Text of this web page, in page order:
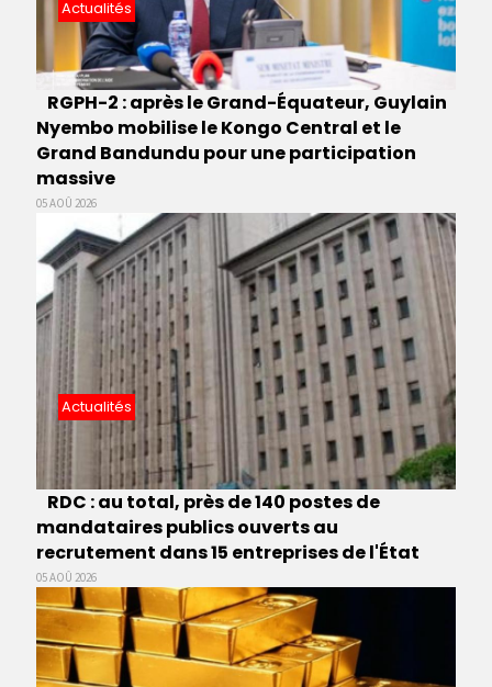
Actualités
RGPH-2 : après le Grand-Équateur, Guylain
Nyembo mobilise le Kongo Central et le
Grand Bandundu pour une participation
massive
05 AOÛ 2026
Actualités
RDC : au total, près de 140 postes de
mandataires publics ouverts au
recrutement dans 15 entreprises de l'État
05 AOÛ 2026